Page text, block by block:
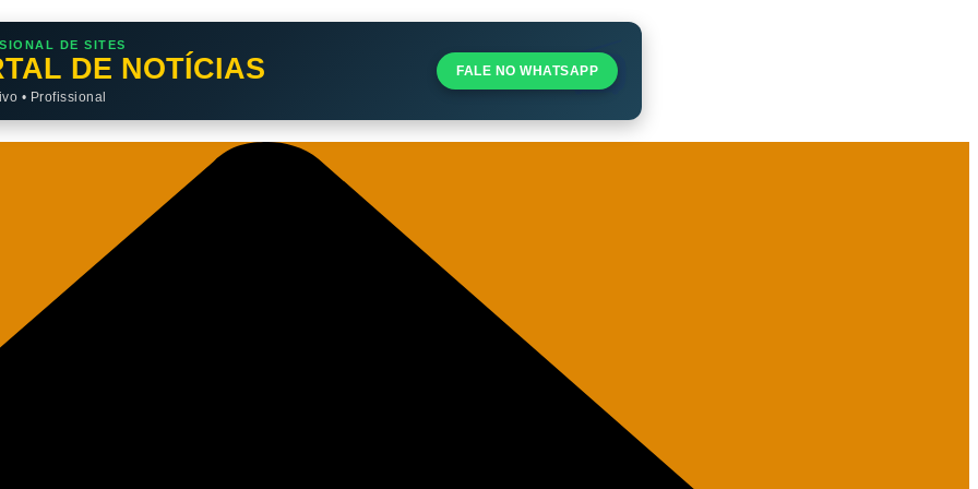
DE SITES
DE NOTÍCIAS
• Profissional
FALE NO WHATSAPP